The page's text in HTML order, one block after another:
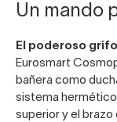
Un mando
El poderoso
Eurosmart
bañera como
sistema hermético
superior y el brazo